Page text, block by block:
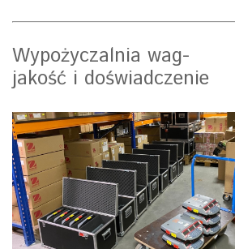
Wypożyczalnia wag-
jakość i doświadczenie